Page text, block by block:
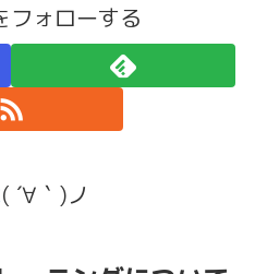
フォローする
( ´∀｀)ノ